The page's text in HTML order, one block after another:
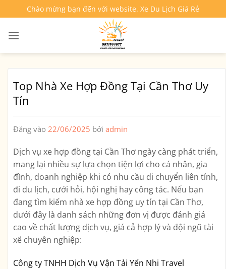
qua
nội
Chào mừng bạn đến với website. Xe Du Lịch Giá Rẻ
Top Nhà Xe Hợp Đồng Tại Cần Thơ Uy
Tín
Đăng vào 22/06/2025 bởi admin
Dịch vụ xe hợp đồng tại Cần Thơ ngày càng phát triển,
mang lại nhiều sự lựa chọn tiện lợi cho cá nhân, gia
đình, doanh nghiệp khi có nhu cầu di chuyển liên tỉnh,
đi du lịch, cưới hỏi, hội nghị hay công tác. Nếu bạn
đang tìm kiếm nhà xe hợp đồng uy tín tại Cần Thơ,
dưới đây là danh sách những đơn vị được đánh giá
cao về chất lượng dịch vụ, giá cả hợp lý và đội ngũ tài
xế chuyên nghiệp:
Công ty TNHH Dịch Vụ Vận Tải Yến Nhi Travel